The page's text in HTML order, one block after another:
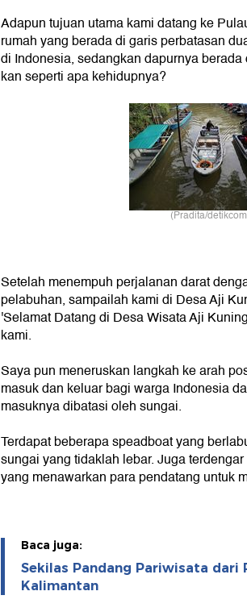
Adapun tujuan utama kami datang ke
rumah yang berada di garis perbatasan
di Indonesia, sedangkan dapurnya
kan seperti apa kehidupnya?
(Pradita/
Setelah menempuh perjalanan darat
pelabuhan, sampailah kami di Desa Aji
'Selamat Datang di Desa Wisata Aji
kami.
Saya pun meneruskan langkah ke arah
masuk dan keluar bagi warga Indonesia
masuknya dibatasi oleh sungai.
Terdapat beberapa speadboat yang
sungai yang tidaklah lebar. Juga
yang menawarkan para pendatang untuk
Baca juga:
Sekilas Pandang Pariwisata dari
Kalimantan